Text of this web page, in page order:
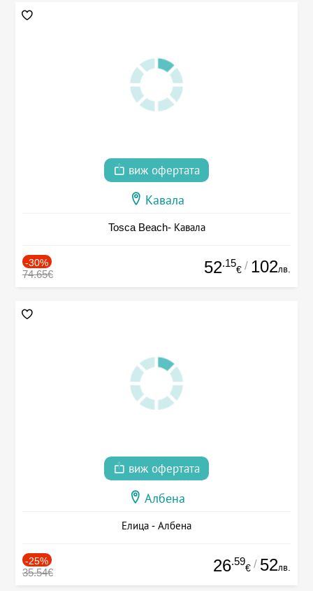
виж офертата
Кавала
Tosca Beach- Кавала
-30%
74.65€ 52.15
€ / 102лв.
виж офертата
Албена
Елица - Албена
-25%
35.54€ 26.59
€ / 52лв.